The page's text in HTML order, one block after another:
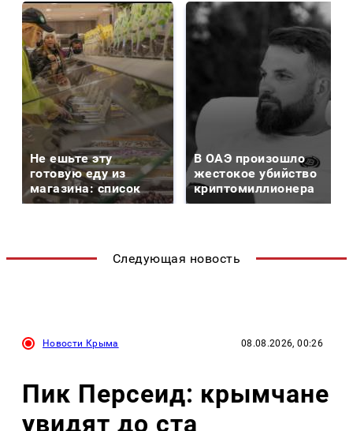
Не ешьте эту
готовую еду из
магазина: список
В ОАЭ произошло
жестокое убийство
криптомиллионера
Следующая новость
Новости Крыма 08.08.2026, 00:26
Пик Персеид: крымчане
увидят до ста